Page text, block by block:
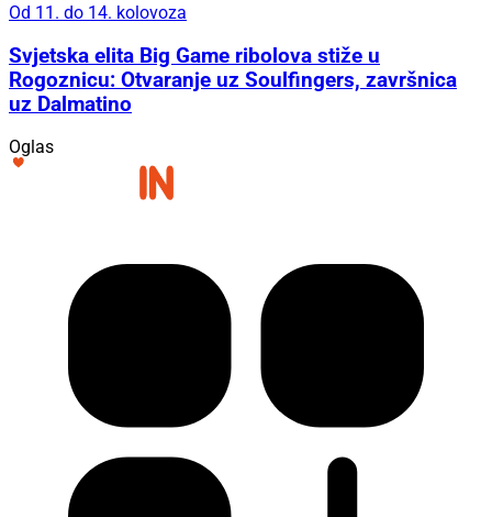
Od 11. do 14. kolovoza
Svjetska elita Big Game ribolova stiže u
Rogoznicu: Otvaranje uz Soulfingers, završnica
uz Dalmatino
Oglas